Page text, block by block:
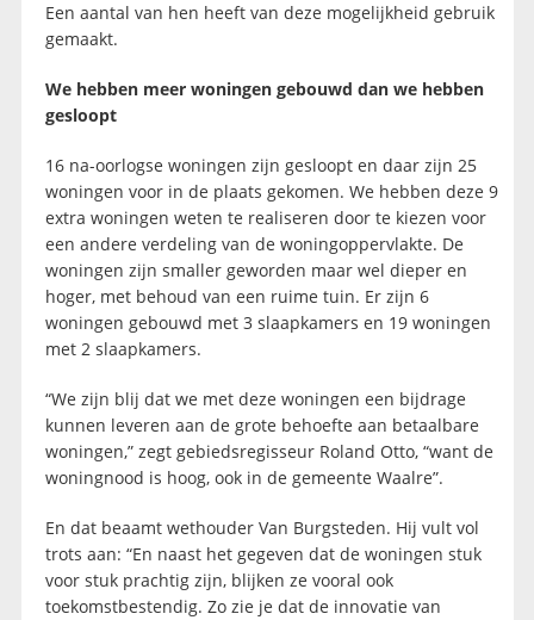
Een aantal van hen heeft van deze mogelijkheid gebruik
gemaakt.
We hebben meer woningen gebouwd dan we hebben
gesloopt
16 na-oorlogse woningen zijn gesloopt en daar zijn 25
woningen voor in de plaats gekomen. We hebben deze 9
extra woningen weten te realiseren door te kiezen voor
een andere verdeling van de woningoppervlakte. De
woningen zijn smaller geworden maar wel dieper en
hoger, met behoud van een ruime tuin. Er zijn 6
woningen gebouwd met 3 slaapkamers en 19 woningen
met 2 slaapkamers.
“We zijn blij dat we met deze woningen een bijdrage
kunnen leveren aan de grote behoefte aan betaalbare
woningen,” zegt gebiedsregisseur Roland Otto, “want de
woningnood is hoog, ook in de gemeente Waalre”.
En dat beaamt wethouder Van Burgsteden. Hij vult vol
trots aan: “En naast het gegeven dat de woningen stuk
voor stuk prachtig zijn, blijken ze vooral ook
toekomstbestendig. Zo zie je dat de innovatie van